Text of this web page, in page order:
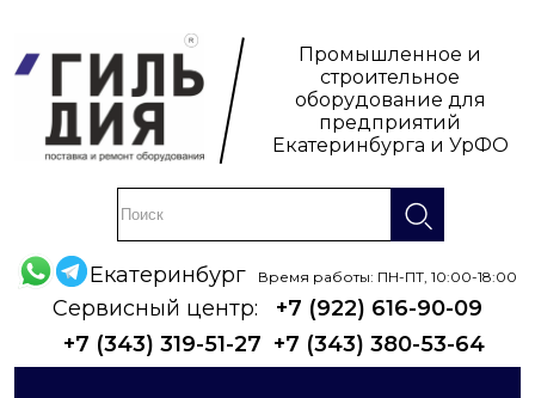
Промышленное и
строительное
оборудование для
предприятий
Екатеринбурга и УрФО
Екатеринбург Время работы: ПН-ПТ, 10:00-18:00
Сервисный центр:
+7 (922) 616-90-09
+7 (343) 319-51-27 +7 (343) 380-53-64